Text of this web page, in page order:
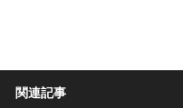
関連記事